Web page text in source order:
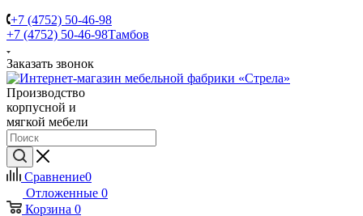
+7 (4752) 50-46-98
+7 (4752) 50-46-98Тамбов
Заказать звонок
Производство
корпусной и
мягкой мебели
Сравнение0
Отложенные 0
Корзина 0